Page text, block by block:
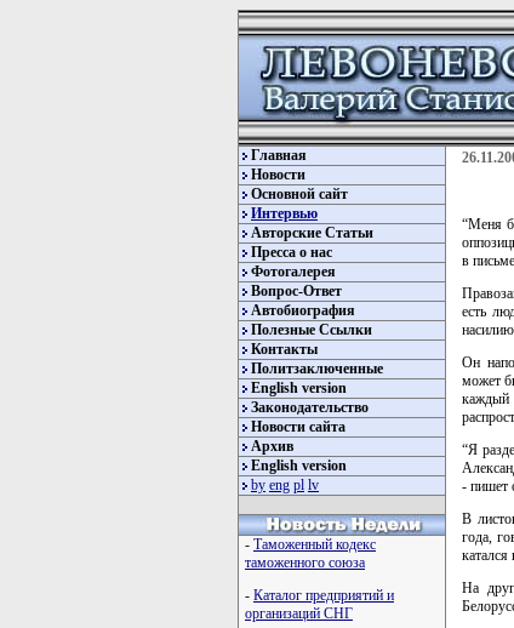
Главная
Новости
Основной сайт
Интервью
Авторские Статьи
Пресса о нас
Фотогалерея
Вопрос-Ответ
Автобиография
Полезные Ссылки
Контакты
Политзаключенные
English version
Законодательство
Новости сайта
Архив
English version
by eng pl lv
- Таможенный кодекс
таможенного союза
- Каталог предприятий и
организаций СНГ
“Меня
в
есть
Он
может
“Я
- пишет
В
года,
На